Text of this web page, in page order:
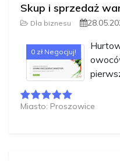
Skup i sprzedaż
Dla biznesu
0 zł Negocjuj!
Miasto: Proszowice